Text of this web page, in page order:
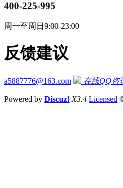
400-225-995
周一至周日9:00-23:00
反馈建议
a5887776@163.com 在线QQ咨
Powered by Discuz! X3.4 Licensed